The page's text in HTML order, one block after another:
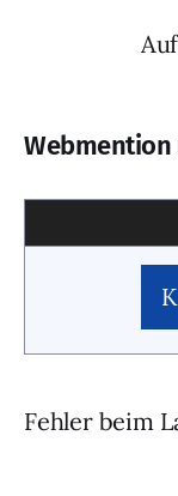
Fehler beim